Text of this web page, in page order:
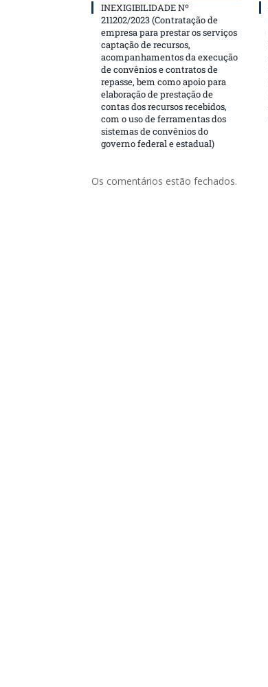
INEXIGIBILIDADE Nº
211202/2023 (Contratação de
empresa para prestar os serviços
captação de recursos,
acompanhamentos da execução
de convênios e contratos de
repasse, bem como apoio para
elaboração de prestação de
contas dos recursos recebidos,
com o uso de ferramentas dos
sistemas de convênios do
governo federal e estadual)
Os comentários estão fechados.